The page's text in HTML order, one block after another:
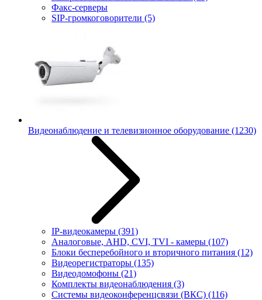
Факс-серверы
SIP-громкоговорители (5)
Видеонаблюдение и телевизионное оборудование (1230)
IP-видеокамеры (391)
Аналоговые, AHD, CVI, TVI - камеры (107)
Блоки бесперебойного и вторичного питания (12)
Видеорегистраторы (135)
Видеодомофоны (21)
Комплекты видеонаблюдения (3)
Системы видеоконференцсвязи (ВКС) (116)